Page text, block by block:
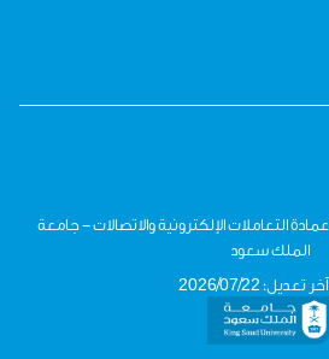
التعاملات الإلكترونية والاتصالات - جامعة
الملك سعود
تعديل: 2026/07/22